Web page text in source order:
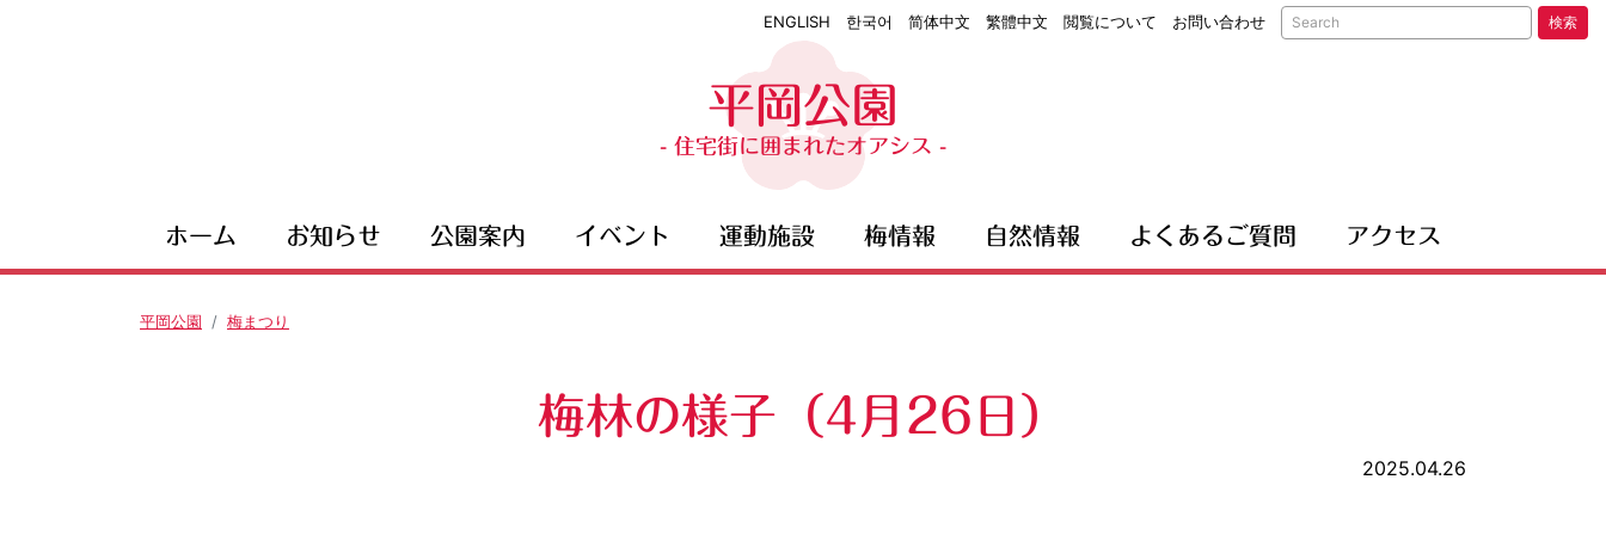
ENGLISH 한국어 简体中文 繁體中文 閲覧について お問い合わせ 検索
平岡公園
- 住宅街に囲まれたオアシス -
ホーム お知らせ 公園案内 イベント 運動施設 梅情報 自然情報 よくあるご質問 アクセス
平岡公園 梅まつり
梅林の様子（4月26日）
2025.04.26